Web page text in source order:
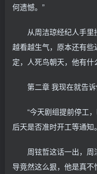
何遗憾。”
从周洁琼经纪人手里
越看越生气，原本还有
定，人死鸟朝天，他有什
第二章 我现在就告诉
“今天剧组提前停工，
后天是否准时开工等通知
周铉哲这话一出，周
导竟然这么狠，他是真不